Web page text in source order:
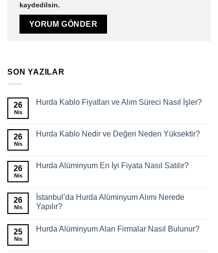
kaydedilsin.
SON YAZILAR
26
Nis
Hurda Kablo Fiyatları ve Alım Süreci Nasıl İşler?
26
Nis
Hurda Kablo Nedir ve Değeri Neden Yüksektir?
26
Nis
Hurda Alüminyum En İyi Fiyata Nasıl Satılır?
26
Nis
İstanbul’da Hurda Alüminyum Alımı Nerede
Yapılır?
25
Nis
Hurda Alüminyum Alan Firmalar Nasıl Bulunur?